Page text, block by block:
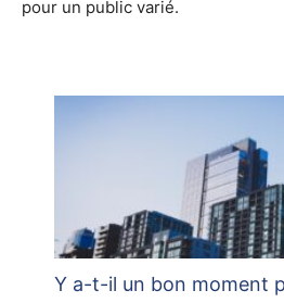
pour un public varié.
Y a-t-il un bon moment